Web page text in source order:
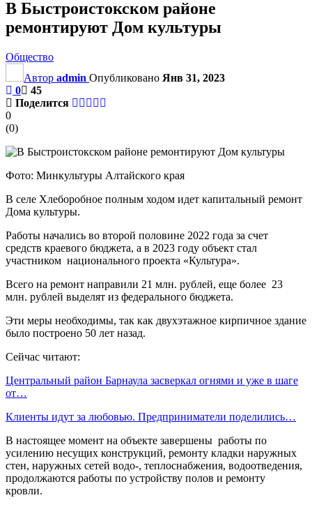
В Быстроистокском районе
ремонтируют Дом культуры
Общество
Автор admin Опубликовано Янв 31, 2023
0
45
Поделится
0
(0)
Фото: Минкультуры Алтайского края
В селе Хлеборобное полным ходом идет капитальный ремонт
Дома культуры.
Работы начались во второй половине 2022 года за счет
средств краевого бюджета, а в 2023 году объект стал
участником национального проекта «Культура».
Всего на ремонт направили 21 млн. рублей, еще более 23
млн. рублей выделят из федерального бюджета.
Эти меры необходимы, так как двухэтажное кирпичное здание
было построено 50 лет назад.
Сейчас читают:
Центральный район Барнаула засверкал огнями и уже в шаге
от…
Клиенты идут за любовью. Предприниматели поделились…
В настоящее момент на объекте завершены работы по
усилению несущих конструкций, ремонту кладки наружных
стен, наружных сетей водо-, теплоснабжения, водоотведения,
продолжаются работы по устройству полов и ремонту
кровли.